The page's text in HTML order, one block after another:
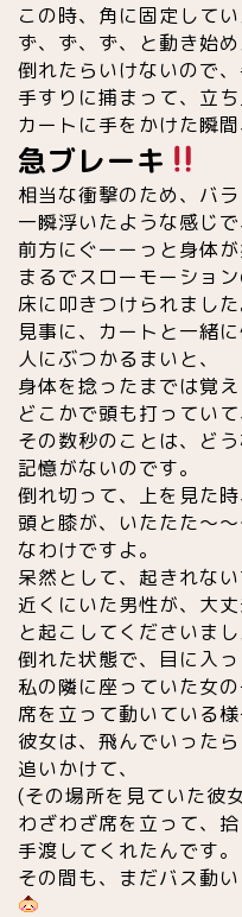
この時、角に固定してい
ず、ず、ず、と動き始
倒れたらいけないので
手すりに捕まって、立ち
カートに手をかけた瞬間
急ブレーキ
相当な衝撃のため、バラ
一瞬浮いたような感じで
前方にぐーーっと身体が
まるでスローモーショ
床に叩きつけられました
見事に、カートと一緒に
人にぶつかるまいと、
身体を捻ったまでは覚え
どこかで頭も打っていて
その数秒のことは、ど
記憶がないのです。
倒れ切って、上を見た時
頭と膝が、いたたた〜〜
なわけですよ。
呆然として、起きれない
近くにいた男性が、大
と起こしてくださいまし
倒れた状態で、目に入っ
私の隣に座っていた女
席を立って動いている様
彼女は、飛んでいった
追いかけて、
(その場所を見ていた彼
わざわざ席を立って、拾
手渡してくれたんです。
その間も、まだバス動い